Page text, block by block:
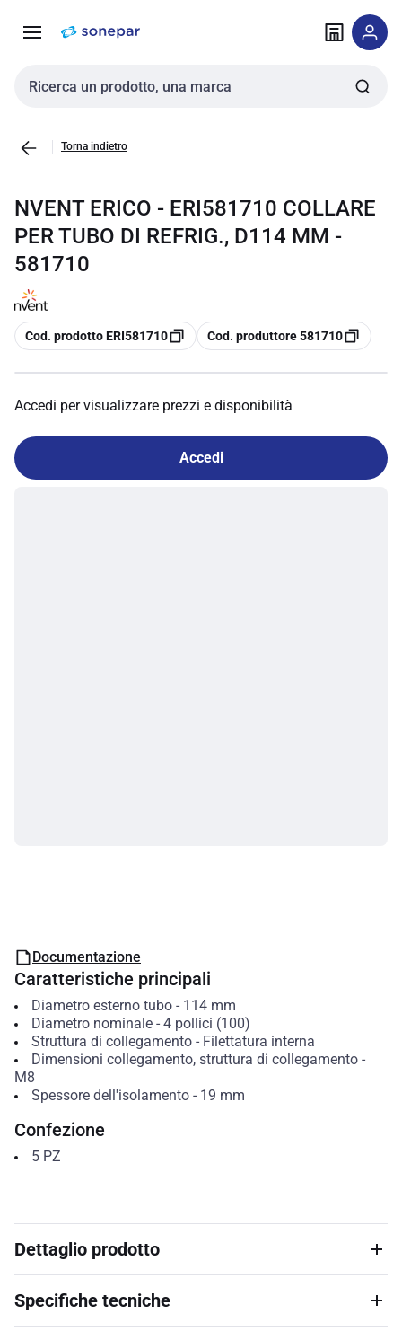
navigazione alla
Cerca input
Torna indietro
NVENT ERICO - ERI581710 COLLARE
PER TUBO DI REFRIG., D114 MM -
581710
copia
Cod. prodotto ERI581710 copia
Cod. produttore 581710
Accedi per visualizzare prezzi e disponibilità
Accedi
Documentazione
Caratteristiche principali
Diametro esterno tubo- 114 mm
Diametro nominale- 4 pollici (100)
Struttura di collegamento- Filettatura interna
Dimensioni collegamento, struttura di collegamento-
M8
Spessore dell'isolamento- 19 mm
Confezione
5 PZ
Dettaglio prodotto
Specifiche tecniche